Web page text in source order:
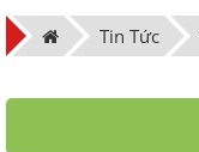
Tin Tức